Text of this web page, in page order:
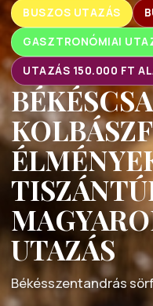
BUSZOS UTAZÁS
GASZTRONÓMIAI
UTAZÁS 150.000 FT
UTAZÁS
Békésszentandrás